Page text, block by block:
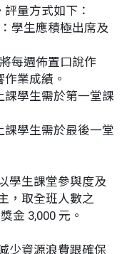
量方式如下：
學生應積極出席及
每週佈置口說作
業成績。
學生需於第一堂課
學生需於最後一堂
學生課堂參與度及
，取全班人數之
金 3,000 元。
少資源浪費跟確保